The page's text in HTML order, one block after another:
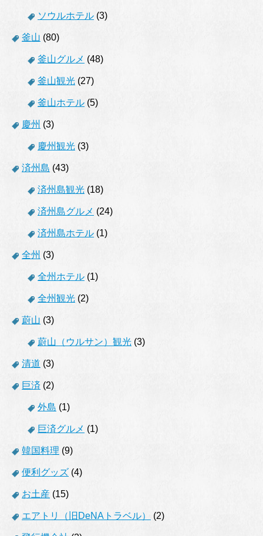
ソウルホテル (3)
釜山 (80)
釜山グルメ (48)
釜山観光 (27)
釜山ホテル (5)
慶州 (3)
慶州観光 (3)
済州島 (43)
済州島観光 (18)
済州島グルメ (24)
済州島ホテル (1)
全州 (3)
全州ホテル (1)
全州観光 (2)
蔚山 (3)
蔚山（ウルサン）観光 (3)
清道 (3)
巨済 (2)
外島 (1)
巨済グルメ (1)
韓国料理 (9)
便利グッズ (4)
お土産 (15)
エアトリ（旧DeNAトラベル） (2)